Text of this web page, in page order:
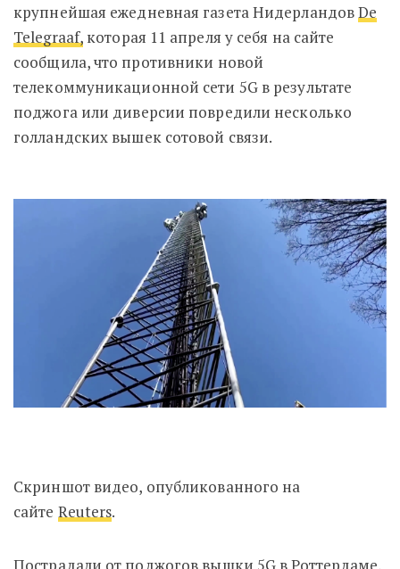
крупнейшая ежедневная газета НидерландовDe
Telegraaf, которая 11 апреля у себя на сайте
сообщила, что противники новой
телекоммуникационной сети 5G в результате
поджога или диверсии повредили несколько
голландских вышек сотовой связи.
Скриншот видео, опубликованного на
сайте Reuters.